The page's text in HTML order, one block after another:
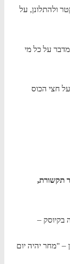
ולהתלונן, על
על כל מי
חצי הכוס
תקשורת,
בקיוסק –
"מחר יהיה יום